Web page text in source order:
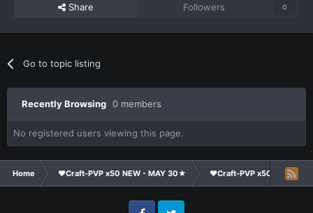
Share Followers 0
Go to topic listing
Recently Browsing 0 members
No registered users viewing this page.
Home ❤Craft-PVP x50 NEW - MAY 30★ ❤Craft-PVP x50★